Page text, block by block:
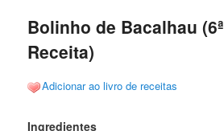
Bolinho de Bacalhau (6ª
Receita)
Adicionar ao livro de receitas
Ingredientes